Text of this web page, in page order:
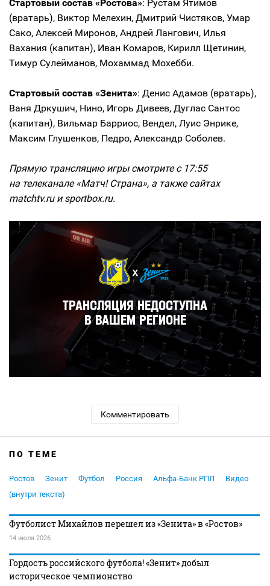
Стартовый состав «Ростова»: Рустам Ятимов
(вратарь), Виктор Мелехин, Дмитрий Чистяков, Умар
Сако, Алексей Миронов, Андрей Лангович, Илья
Вахания (капитан), Иван Комаров, Кирилл Щетинин,
Тимур Сулейманов, Мохаммад Мохебби.
Стартовый состав «Зенита»: Денис Адамов (вратарь),
Ваня Дркушич, Нино, Игорь Дивеев, Дуглас Сантос
(капитан), Вильмар Барриос, Вендел, Луис Энрике,
Максим Глушенков, Педро, Александр Соболев.
Прямую трансляцию игры смотрите с 17:55
на телеканале «Матч! Страна», а также сайтах
matchtv.ru и sportbox.ru.
Комментировать
ПО ТЕМЕ
Ростов Зенит Футбол Россия Альфа-Банк РПЛ
Видео
(внутри текста)
Футболист Михайлов перешел из «Зенита» в «Ростов»
14 июля 2026
Гордость российского футбола! «Зенит» добыл
историческое чемпионство